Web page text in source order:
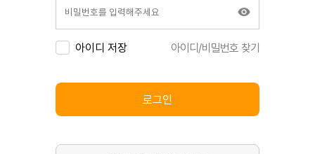
아이디 저장 아이디/비밀번호 찾기
로그인